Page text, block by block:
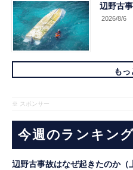
辺野古
2026/8/6
もっ
※ スポンサー
今週のランキン
辺野古事故はなぜ起きたのか（